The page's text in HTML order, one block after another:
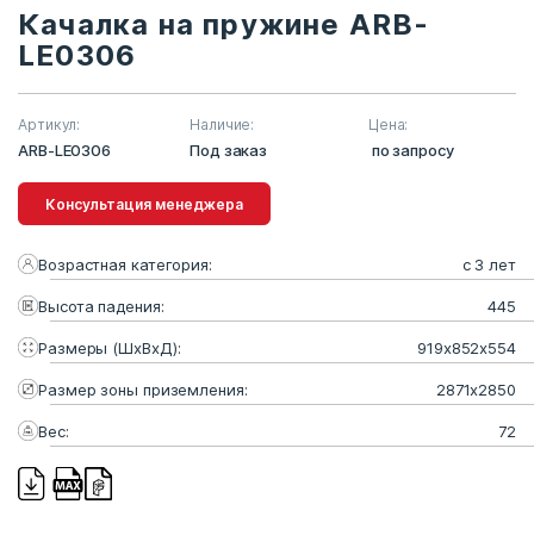
Качалка на пружине ARB-
LE0306
Артикул:
ARB-LE0306
Наличие:
Под заказ
Цена:
по запросу
Консультация менеджера
Возрастная категория: с 3 лет
Высота падения: 445
Размеры (ШхВхД): 919х852х554
Размер зоны приземления: 2871х2850
Вес: 72